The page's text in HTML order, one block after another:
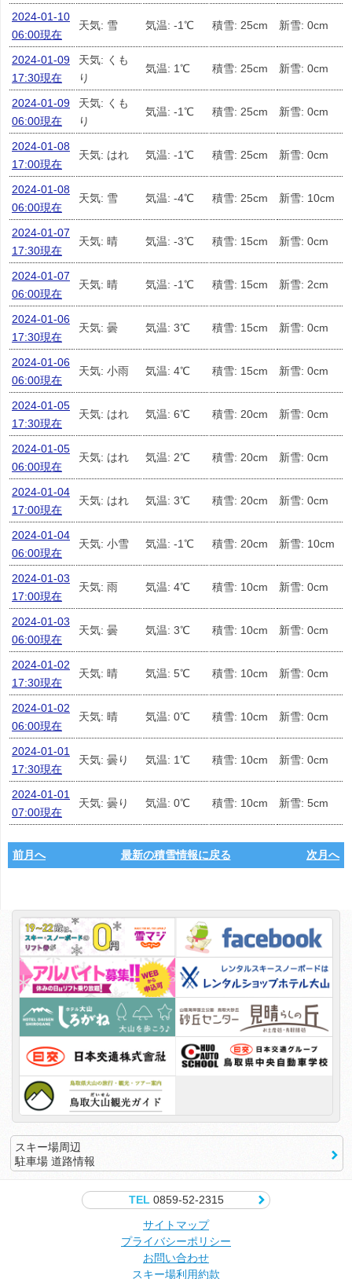
2024-01-10
06:00現在
天気: 雪 気温: -1℃ 積雪: 25cm 新雪: 0cm
2024-01-09
17:30現在
天気: くも
り
気温: 1℃ 積雪: 25cm 新雪: 0cm
2024-01-09
06:00現在
天気: くも
り
気温: -1℃ 積雪: 25cm 新雪: 0cm
2024-01-08
17:00現在
天気: はれ 気温: -1℃ 積雪: 25cm 新雪: 0cm
2024-01-08
06:00現在
天気: 雪 気温: -4℃ 積雪: 25cm 新雪: 10cm
2024-01-07
17:30現在
天気: 晴 気温: -3℃ 積雪: 15cm 新雪: 0cm
2024-01-07
06:00現在
天気: 晴 気温: -1℃ 積雪: 15cm 新雪: 2cm
2024-01-06
17:30現在
天気: 曇 気温: 3℃ 積雪: 15cm 新雪: 0cm
2024-01-06
06:00現在
天気: 小雨 気温: 4℃ 積雪: 15cm 新雪: 0cm
2024-01-05
17:30現在
天気: はれ 気温: 6℃ 積雪: 20cm 新雪: 0cm
2024-01-05
06:00現在
天気: はれ 気温: 2℃ 積雪: 20cm 新雪: 0cm
2024-01-04
17:00現在
天気: はれ 気温: 3℃ 積雪: 20cm 新雪: 0cm
2024-01-04
06:00現在
天気: 小雪 気温: -1℃ 積雪: 20cm 新雪: 10cm
2024-01-03
17:00現在
天気: 雨 気温: 4℃ 積雪: 10cm 新雪: 0cm
2024-01-03
06:00現在
天気: 曇 気温: 3℃ 積雪: 10cm 新雪: 0cm
2024-01-02
17:30現在
天気: 晴 気温: 5℃ 積雪: 10cm 新雪: 0cm
2024-01-02
06:00現在
天気: 晴 気温: 0℃ 積雪: 10cm 新雪: 0cm
2024-01-01
17:30現在
天気: 曇り 気温: 1℃ 積雪: 10cm 新雪: 0cm
2024-01-01
07:00現在
天気: 曇り 気温: 0℃ 積雪: 10cm 新雪: 5cm
前月へ 最新の積雪情報に戻る 次月へ
スキー場周辺
駐車場 道路情報
TEL0859-52-2315
サイトマップ
プライバシーポリシー
お問い合わせ
スキー場利用約款